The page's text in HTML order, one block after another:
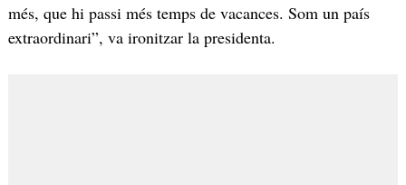
més, que hi passi més temps de vacances. Som un país
extraordinari”, va ironitzar la presidenta.